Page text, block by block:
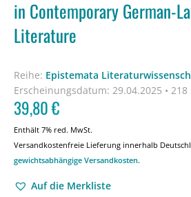
in Contemporary German-
Literature
Reihe: Epistemata
Erscheinungsdatum: 29.04.2025 • 218
39,80€
Enthält 7% red. MwSt.
Versandkostenfreie Lieferung innerhalb
gewichtsabhängige Versandkosten.
Auf die Merkliste